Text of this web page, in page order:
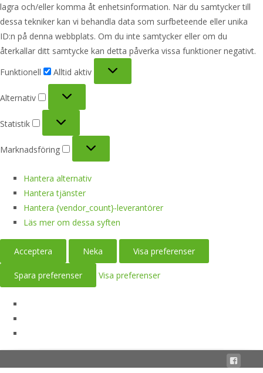
lagra och/eller komma åt enhetsinformation. När du samtycker till
dessa tekniker kan vi behandla data som surfbeteende eller unika
ID:n på denna webbplats. Om du inte samtycker eller om du
återkallar ditt samtycke kan detta påverka vissa funktioner negativt.
Funktionell
Alltid aktiv
Alternativ
Statistik
Marknadsföring
Hantera alternativ
Hantera tjänster
Hantera {vendor_count}-leverantörer
Läs mer om dessa syften
Acceptera Neka Visa preferenser
Spara preferenser Visa preferenser